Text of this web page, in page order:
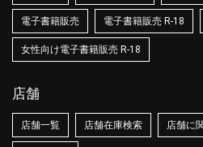
電子書籍販売 電子書籍販売 R-18
女性向け電子書籍販売 R-18
店舗
店舗一覧 店舗在庫検索 店舗に